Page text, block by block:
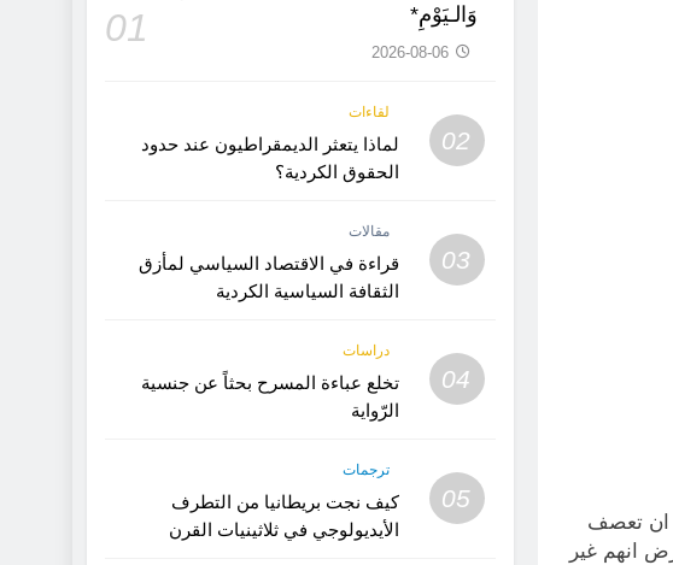
ان تعصف
انهم غير
وَالـيَوْمِ*
01
2026-08-06
02
لقاءات
لماذا يتعثر الديمقراطيون عند حدود
الحقوق الكردية؟
03
مقالات
قراءة في الاقتصاد السياسي لمأزق
الثقافة السياسية الكردية
04
دراسات
تخلع عباءة المسرح بحثاً عن جنسية
الرّواية
05
ترجمات
كيف نجت بريطانيا من التطرف
الأيديولوجي في ثلاثينيات القرن